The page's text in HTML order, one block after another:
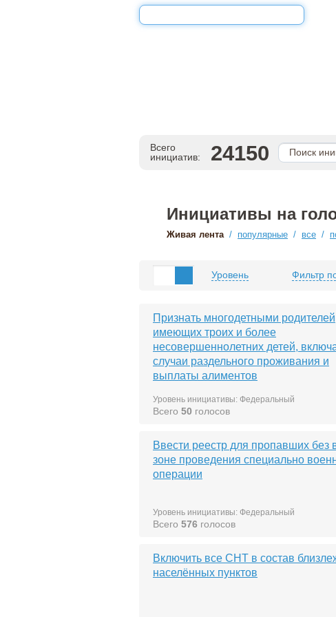
Всего
инициатив:
24150
Инициативы на
Живая лента / популярные / все /
Уровень Фильтр
Признать многодетными
имеющих троих и более
несовершеннолетних детей,
случаи раздельного проживания и
выплаты алиментов
Уровень инициативы: Федеральный
Всего 50 голосов
Ввести реестр для пропавших без
зоне проведения специально
операции
Уровень инициативы: Федеральный
Всего 576 голосов
Включить все СНТ в состав
населённых пунктов